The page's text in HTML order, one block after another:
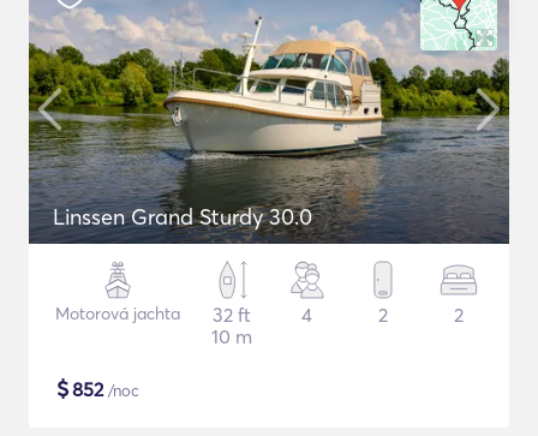
Linssen Grand Sturdy 30.0
Motorová jachta
32 ft
10 m
4 2 2
$852/noc